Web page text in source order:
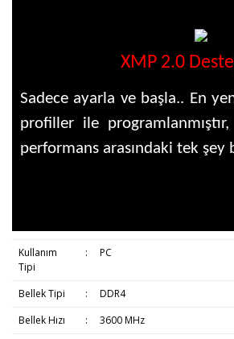
XMP 2.0
Sadece ayarla ve başla.. En
profiller ile
performans arasındaki tek şey
Kullanım
Tipi
: PC
Bellek Tipi :
DDR4
Bellek Hızı
:
3600 MHz